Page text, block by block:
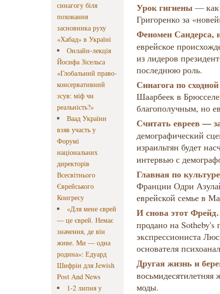
синагогу біля
поховання
засновника руху
«Хабад» в Україні
Онлайн-лекція
Йосифа Зісельса
«Глобальний право-
консервативний
зсув: міф чи
реальність?»
Ваад України
взяв участь у
Форумі
національних
директорів
Всесвітнього
Єврейського
Конгресу
«Для мене єврей
— це єврей. Немає
значення, де він
живе. Ми — одна
родина»: Едуард
Шифрін для Jewish
Post And News
1-2 липня у
Урок гигиены — как
Григоренко за
Феномен Сандерса,
еврейское
из лидеров
последнюю роль.
Синагога по
Шаарбеек в
благополучным, но
Считать евреев —
демографический
израильтян будет
интервью с
Главная по культуре
Франции Одри
еврейской семье в
И снова этот
продано на Sotheby's
экспрессиониста
основателя
Другая жизнь и
моды.